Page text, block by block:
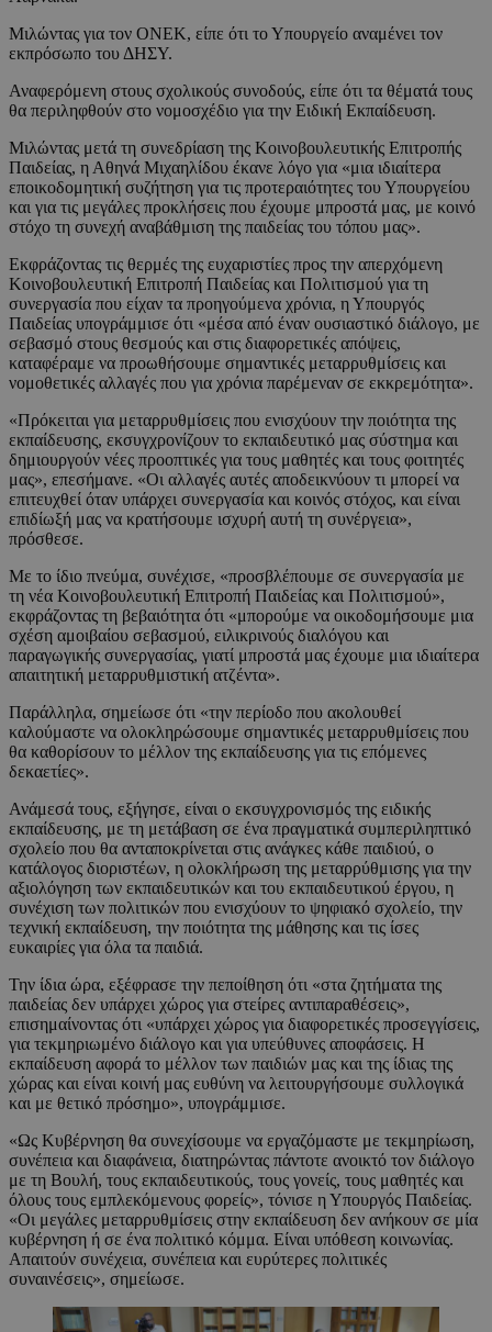
Μιλώντας για τον ΟΝΕΚ, είπε ότι το Υπουργείο αναμένει τον
εκπρόσωπο του ΔΗΣΥ.
Αναφερόμενη στους σχολικούς συνοδούς, είπε ότι τα θέματά τους
θα περιληφθούν στο νομοσχέδιο για την Ειδική Εκπαίδευση.
Μιλώντας μετά τη συνεδρίαση της Κοινοβουλευτικής Επιτροπής
Παιδείας, η Αθηνά Μιχαηλίδου έκανε λόγο για «μια ιδιαίτερα
εποικοδομητική συζήτηση για τις προτεραιότητες του Υπουργείου
και για τις μεγάλες προκλήσεις που έχουμε μπροστά μας, με κοινό
στόχο τη συνεχή αναβάθμιση της παιδείας του τόπου μας».
Εκφράζοντας τις θερμές της ευχαριστίες προς την απερχόμενη
Κοινοβουλευτική Επιτροπή Παιδείας και Πολιτισμού για τη
συνεργασία που είχαν τα προηγούμενα χρόνια, η Υπουργός
Παιδείας υπογράμμισε ότι «μέσα από έναν ουσιαστικό διάλογο, με
σεβασμό στους θεσμούς και στις διαφορετικές απόψεις,
καταφέραμε να προωθήσουμε σημαντικές μεταρρυθμίσεις και
νομοθετικές αλλαγές που για χρόνια παρέμεναν σε εκκρεμότητα».
«Πρόκειται για μεταρρυθμίσεις που ενισχύουν την ποιότητα της
εκπαίδευσης, εκσυγχρονίζουν το εκπαιδευτικό μας σύστημα και
δημιουργούν νέες προοπτικές για τους μαθητές και τους φοιτητές
μας», επεσήμανε. «Οι αλλαγές αυτές αποδεικνύουν τι μπορεί να
επιτευχθεί όταν υπάρχει συνεργασία και κοινός στόχος, και είναι
επιδίωξή μας να κρατήσουμε ισχυρή αυτή τη συνέργεια»,
πρόσθεσε.
Με το ίδιο πνεύμα, συνέχισε, «προσβλέπουμε σε συνεργασία με
τη νέα Κοινοβουλευτική Επιτροπή Παιδείας και Πολιτισμού»,
εκφράζοντας τη βεβαιότητα ότι «μπορούμε να οικοδομήσουμε μια
σχέση αμοιβαίου σεβασμού, ειλικρινούς διαλόγου και
παραγωγικής συνεργασίας, γιατί μπροστά μας έχουμε μια ιδιαίτερα
απαιτητική μεταρρυθμιστική ατζέντα».
Παράλληλα, σημείωσε ότι «την περίοδο που ακολουθεί
καλούμαστε να ολοκληρώσουμε σημαντικές μεταρρυθμίσεις που
θα καθορίσουν το μέλλον της εκπαίδευσης για τις επόμενες
δεκαετίες».
Ανάμεσά τους, εξήγησε, είναι ο εκσυγχρονισμός της ειδικής
εκπαίδευσης, με τη μετάβαση σε ένα πραγματικά συμπεριληπτικό
σχολείο που θα ανταποκρίνεται στις ανάγκες κάθε παιδιού, ο
κατάλογος διοριστέων, η ολοκλήρωση της μεταρρύθμισης για την
αξιολόγηση των εκπαιδευτικών και του εκπαιδευτικού έργου, η
συνέχιση των πολιτικών που ενισχύουν το ψηφιακό σχολείο, την
τεχνική εκπαίδευση, την ποιότητα της μάθησης και τις ίσες
ευκαιρίες για όλα τα παιδιά.
Την ίδια ώρα, εξέφρασε την πεποίθηση ότι «στα ζητήματα της
παιδείας δεν υπάρχει χώρος για στείρες αντιπαραθέσεις»,
επισημαίνοντας ότι «υπάρχει χώρος για διαφορετικές προσεγγίσεις,
για τεκμηριωμένο διάλογο και για υπεύθυνες αποφάσεις. Η
εκπαίδευση αφορά το μέλλον των παιδιών μας και της ίδιας της
χώρας και είναι κοινή μας ευθύνη να λειτουργήσουμε συλλογικά
και με θετικό πρόσημο», υπογράμμισε.
«Ως Κυβέρνηση θα συνεχίσουμε να εργαζόμαστε με τεκμηρίωση,
συνέπεια και διαφάνεια, διατηρώντας πάντοτε ανοικτό τον διάλογο
με τη Βουλή, τους εκπαιδευτικούς, τους γονείς, τους μαθητές και
όλους τους εμπλεκόμενους φορείς», τόνισε η Υπουργός Παιδείας.
«Οι μεγάλες μεταρρυθμίσεις στην εκπαίδευση δεν ανήκουν σε μία
κυβέρνηση ή σε ένα πολιτικό κόμμα. Είναι υπόθεση κοινωνίας.
Απαιτούν συνέχεια, συνέπεια και ευρύτερες πολιτικές
συναινέσεις», σημείωσε.